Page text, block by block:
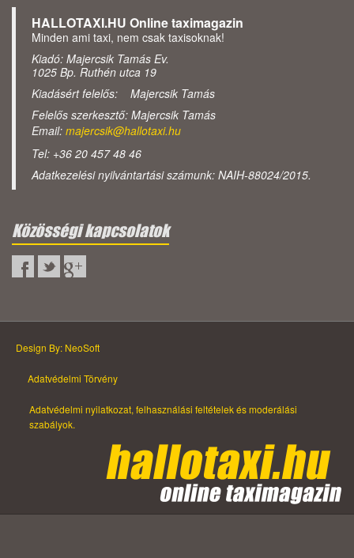
HALLOTAXI.HU Online taximagazin
Minden ami taxi, nem csak taxisoknak!
Kiadó: Majercsik Tamás Ev.
1025 Bp. Ruthén utca 19
Kiadásért felelős: Majercsik Tamás
Felelős szerkesztő: Majercsik Tamás
Email: majercsik@hallotaxi.hu
Tel: +36 20 457 48 46
Adatkezelési nyilvántartási számunk: NAIH-88024/2015.
Közösségi kapcsolatok
Design By: NeoSoft
Adatvédelmi Törvény
Adatvédelmi nyilatkozat, felhasználási feltételek és moderálási
szabályok.